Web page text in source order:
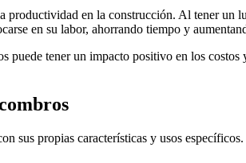
en la construcción. Al tener un
en su labor, ahorrando tiempo y
puede tener un impacto positivo en los
sus propias características y usos